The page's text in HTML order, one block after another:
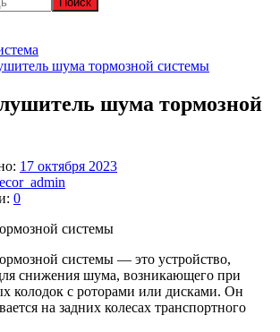
шума тормозной системы
шума тормозной
17 октября 2023
0
системы
системы — это устройство,
снижения шума, возникающего при
колодок с роторами или дисками. Он
на задних колесах транспортного